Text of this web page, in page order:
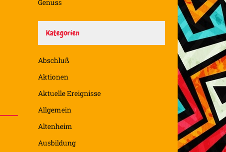
Genuss
Kategorien
Abschluß
Aktionen
Aktuelle Ereignisse
Allgemein
Altenheim
Ausbildung